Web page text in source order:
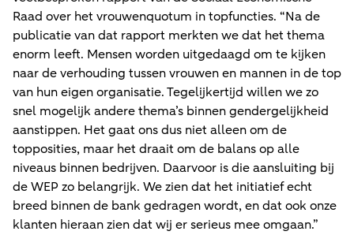
Raad over het vrouwenquotum in topfuncties. “Na de
publicatie van dat rapport merkten we dat het thema
enorm leeft. Mensen worden uitgedaagd om te kijken
naar de verhouding tussen vrouwen en mannen in de top
van hun eigen organisatie. Tegelijkertijd willen we zo
snel mogelijk andere thema’s binnen gendergelijkheid
aanstippen. Het gaat ons dus niet alleen om de
topposities, maar het draait om de balans op alle
niveaus binnen bedrijven. Daarvoor is die aansluiting bij
de WEP zo belangrijk. We zien dat het initiatief echt
breed binnen de bank gedragen wordt, en dat ook onze
klanten hieraan zien dat wij er serieus mee omgaan.”